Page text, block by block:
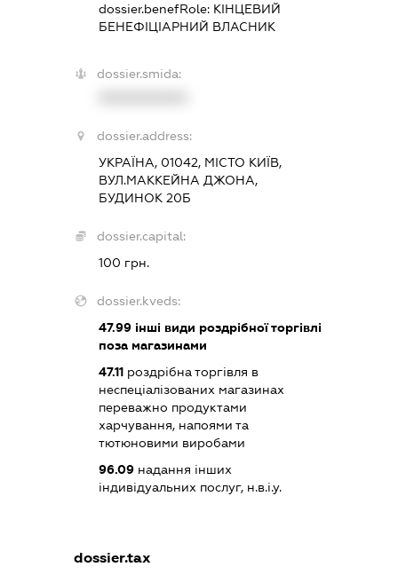
dossier.benefRole: КІНЦЕВИЙ
БЕНЕФІЦІАРНИЙ ВЛАСНИК
dossier.smida:
dossier.address:
УКРАЇНА, 01042, МІСТО КИЇВ,
ВУЛ.МАККЕЙНА ДЖОНА,
БУДИНОК 20Б
dossier.capital:
100 грн.
dossier.kveds:
47.99інші види роздрібної торгівлі
поза магазинами
47.11роздрібна торгівля в
неспеціалізованих магазинах
переважно продуктами
харчування, напоями та
тютюновими виробами
96.09надання інших
індивідуальних послуг, н.в.і.у.
dossier.tax